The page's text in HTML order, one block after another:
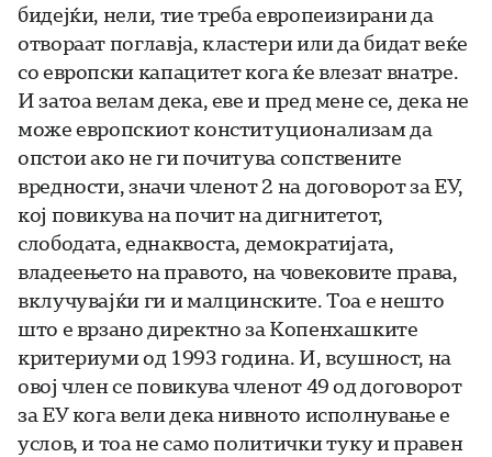
бидејќи, нели, тие треба европеизирани да
отвораат поглавја, кластери или да бидат веќе
со европски капацитет кога ќе влезат внатре.
И затоа велам дека, еве и пред мене се, дека не
може европскиот конституционализам да
опстои ако не ги почитува сопствените
вредности, значи членот 2 на договорот за ЕУ,
кој повикува на почит на дигнитетот,
слободата, еднаквоста, демократијата,
владеењето на правото, на човековите права,
вклучувајќи ги и малцинските. Тоа е нешто
што е врзано директно за Копенхашките
критериуми од 1993 година. И, всушност, на
овој член се повикува членот 49 од договорот
за ЕУ кога вели дека нивното исполнување е
услов, и тоа не само политички туку и правен